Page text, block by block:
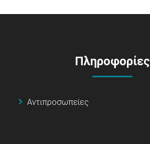
Πληροφορίες
Αντιπροσωπείες